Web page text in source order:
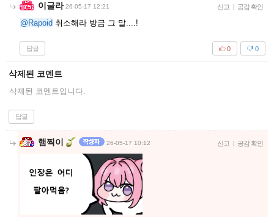
이글라 26-05-17 12:21 신고 | 공감 확인
@Rapoid 취소해라 방금 그 말....!
답글 0
0
삭제된 코멘트
삭제된 코멘트입니다.
답글
햄찍이 26-05-17 10:12 신고 | 공감 확인